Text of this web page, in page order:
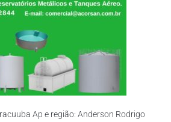
Ap e região: Anderson Rodrigo